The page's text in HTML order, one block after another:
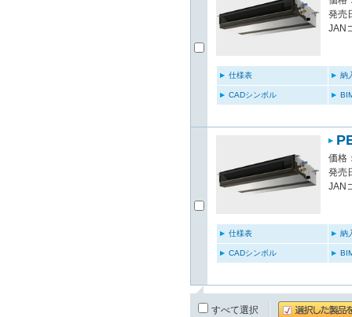
発売
JAN
仕様表 納
CADシンボル
価格
発売
JAN
仕様表 納
CADシンボル
すべて選択